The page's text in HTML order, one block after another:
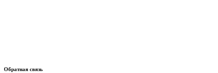
Обратная связь